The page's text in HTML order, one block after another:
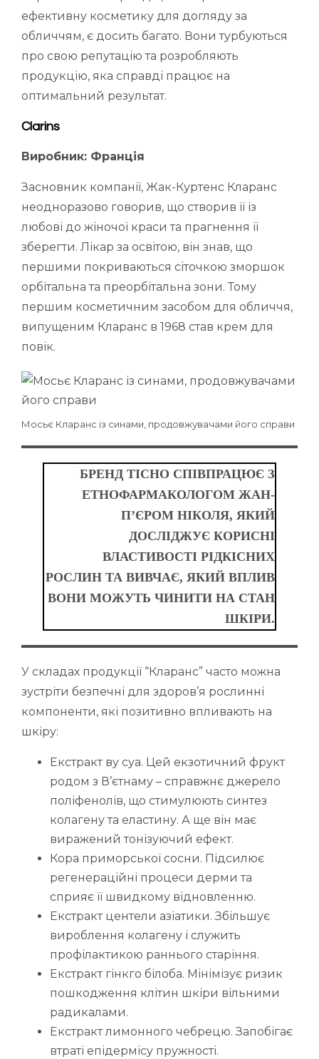
ефективну косметику для догляду за
обличчям, є досить багато. Вони турбуються
про свою репутацію та розробляють
продукцію, яка справді працює на
оптимальний результат.
Clarins
Виробник: Франція
Засновник компанії, Жак-Куртенс Кларанс
неодноразово говорив, що створив її із
любові до жіночої краси та прагнення її
зберегти. Лікар за освітою, він знав, що
першими покриваються сіточкою зморшок
орбітальна та преорбітальна зони. Тому
першим косметичним засобом для обличчя,
випущеним Кларанс в 1968 став крем для
повік.
Мосьє Кларанс із синами, продовжувачами його справи
БРЕНД ТІСНО СПІВПРАЦЮЄ З
ЕТНОФАРМАКОЛОГОМ ЖАН-
П’ЄРОМ НІКОЛЯ, ЯКИЙ
ДОСЛІДЖУЄ КОРИСНІ
ВЛАСТИВОСТІ РІДКІСНИХ
РОСЛИН ТА ВИВЧАЄ, ЯКИЙ ВПЛИВ
ВОНИ МОЖУТЬ ЧИНИТИ НА СТАН
ШКІРИ.
У складах продукції “Кларанс” часто можна
зустріти безпечні для здоров’я рослинні
компоненти, які позитивно впливають на
шкіру:
Екстракт ву суа. Цей екзотичний фрукт
родом з В’єтнаму – справжнє джерело
поліфенолів, що стимулюють синтез
колагену та еластину. А ще він має
виражений тонізуючий ефект.
Кора приморської сосни. Підсилює
регенераційні процеси дерми та
сприяє її швидкому відновленню.
Екстракт центели азіатики. Збільшує
вироблення колагену і служить
профілактикою раннього старіння.
Екстракт гінкго білоба. Мінімізує ризик
пошкодження клітин шкіри вільними
радикалами.
Екстракт лимонного чебрецю. Запобігає
втраті епідермісу пружності.